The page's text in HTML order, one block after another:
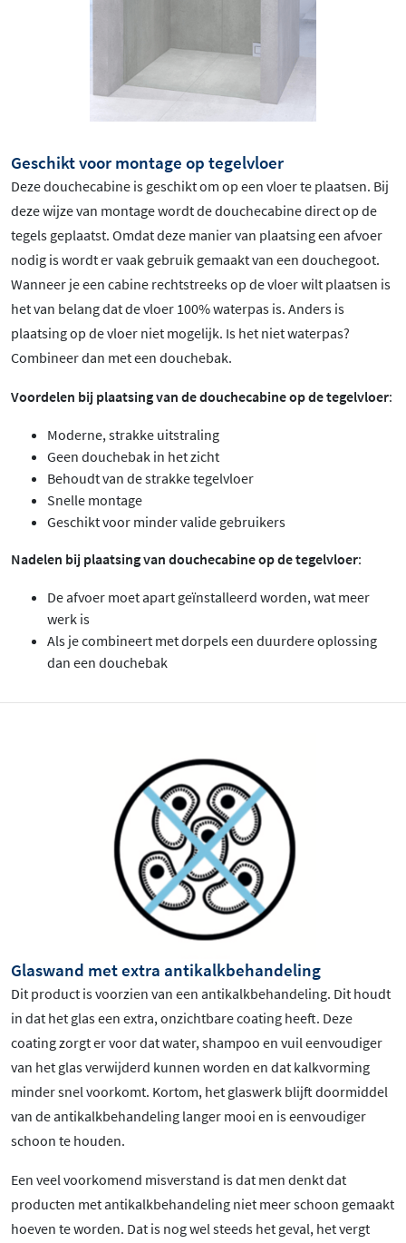
Geschikt voor montage op tegelvloer
Deze douchecabine is geschikt om op een vloer te plaatsen. Bij
deze wijze van montage wordt de douchecabine direct op de
tegels geplaatst. Omdat deze manier van plaatsing een afvoer
nodig is wordt er vaak gebruik gemaakt van een douchegoot.
Wanneer je een cabine rechtstreeks op de vloer wilt plaatsen is
het van belang dat de vloer 100% waterpas is. Anders is
plaatsing op de vloer niet mogelijk. Is het niet waterpas?
Combineer dan met een douchebak.
Voordelen bij plaatsing van de douchecabine op de tegelvloer:
Moderne, strakke uitstraling
Geen douchebak in het zicht
Behoudt van de strakke tegelvloer
Snelle montage
Geschikt voor minder valide gebruikers
Nadelen bij plaatsing van douchecabine op de tegelvloer:
De afvoer moet apart geïnstalleerd worden, wat meer
werk is
Als je combineert met dorpels een duurdere oplossing
dan een douchebak
Glaswand met extra antikalkbehandeling
Dit product is voorzien van een antikalkbehandeling. Dit houdt
in dat het glas een extra, onzichtbare coating heeft. Deze
coating zorgt er voor dat water, shampoo en vuil eenvoudiger
van het glas verwijderd kunnen worden en dat kalkvorming
minder snel voorkomt. Kortom, het glaswerk blijft doormiddel
van de antikalkbehandeling langer mooi en is eenvoudiger
schoon te houden.
Een veel voorkomend misverstand is dat men denkt dat
producten met antikalkbehandeling niet meer schoon gemaakt
hoeven te worden. Dat is nog wel steeds het geval, het vergt